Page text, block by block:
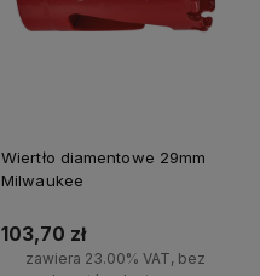
Wiertło diamentowe 29mm
Milwaukee
103,70 zł
zawiera 23.00% VAT, bez